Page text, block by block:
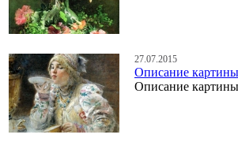
27.07.2015
Описание
Описание